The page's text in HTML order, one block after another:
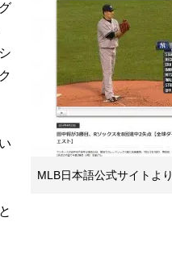
MLB日本語公式サイトより